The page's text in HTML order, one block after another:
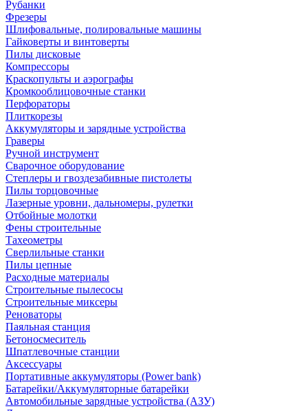
Рубанки
Фрезеры
Шлифовальные, полировальные машины
Гайковерты и винтоверты
Пилы дисковые
Компрессоры
Краскопульты и аэрографы
Кромкооблицовочные станки
Перфораторы
Плиткорезы
Аккумуляторы и зарядные устройства
Граверы
Ручной инструмент
Сварочное оборудование
Степлеры и гвоздезабивные пистолеты
Пилы торцовочные
Лазерные уровни, дальномеры, рулетки
Отбойные молотки
Фены строительные
Тахеометры
Сверлильные станки
Пилы цепные
Расходные материалы
Строительные пылесосы
Строительные миксеры
Реноваторы
Паяльная станция
Бетоносмеситель
Шпатлевочные станции
Аксессуары
Портативные аккумуляторы (Power bank)
Батарейки/Аккумуляторные батарейки
Автомобильные зарядные устройства (АЗУ)